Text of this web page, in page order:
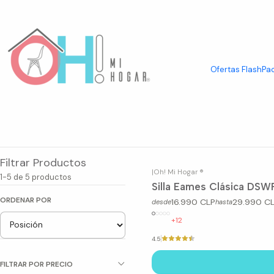
Ofertas Flash
Asientos
Filtrar Productos
1-5 de 5 productos
ORDENAR POR
FILTRAR POR PRECIO
|Oh! Mi Hogar ®
Silla Eames Clásica
desde16.990 CLPhasta29.990
+12
4.5